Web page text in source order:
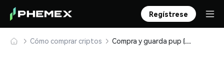
Regístrese
Cómo comprar criptos Compra y guarda pup (PUP) de forma segura